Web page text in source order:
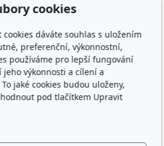
na
cookies
dáváte souhlas s uložením
preferenční, výkonnostní,
používáme pro lepší fungování
výkonnosti a cílení a
jaké cookies budou uloženy,
pod tlačítkem Upravit